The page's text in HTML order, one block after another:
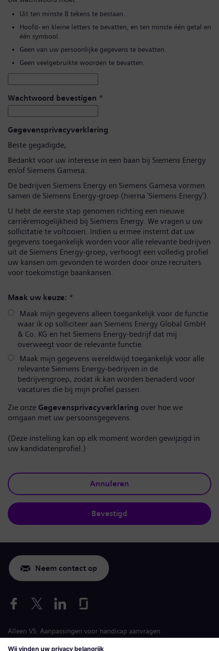
Uit ten minste 8 tekens te bestaan.
Hoofd- en kleine letters te bevatten, en ten minste één getal en
één symbool.
Geen van uw persoonlijke gegevens te bevatten.
Geen veelgebruikte woorden te bevatten.
Wachtwoord bevestigen *
Gegevensprivacyverklaring
Beste gegadigde,
Bedankt voor uw interesse in een baan bij Siemens Energy
en/of Siemens Gamesa.
De bedrijven Siemens Energy en Siemens Gamesa vormen
samen de Siemens Energy-groep (hierna 'Siemens Energy').
U hebt de eerste stap genomen richting een nieuwe
carrièremogelijkheid bij Siemens Energy. We vragen u uw
sollicitatie te voltooien. Indien u ermee instemt dat uw
gegevens toegankelijk worden voor alle relevante bedrijven
uit de Siemens Energy-groep, verhoogt een volledig profiel
uw kansen om gevonden te worden door onze recruiters
voor toekomstige baankansen.
Maak uw keuze: *
Maak mijn gegevens alleen toegankelijk voor de functie
waar ik op solliciteer aan Siemens Energy Global GmbH
& Co. KG en het Siemens Energy-bedrijf dat mij
overweegt voor de relevante functie.
Maak mijn gegevens wereldwijd toegankelijk voor alle
relevante Siemens Energy-bedrijven in de
bedrijvengroep, zodat ik kan worden benaderd voor
vacatures die bij mijn profiel passen.
Zie onze Gegevensprivacyverklaring over hoe we
omgaan met uw persoonsgegevens.
(Deze instelling kan op elk moment worden gewijzigd in
uw kandidatenprofiel.)
Annuleren
Bevestigd
Neem contact op
Alleen VS: Aanpassingen voor handicap aanvragen